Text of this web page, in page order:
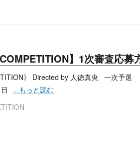
】1次審査応募
》 Directed by 人徳真央 一次予選
...もっと読む